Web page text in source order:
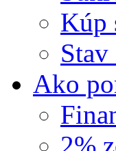
Kúp
Ako
2%